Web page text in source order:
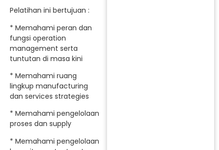
Pelatihan ini bertujuan :
* Memahami peran dan
fungsi operation
management serta
tuntutan di masa kini
* Memahami ruang
lingkup manufacturing
dan services strategies
* Memahami pengelolaan
proses dan supply
* Memahami pengelolaan